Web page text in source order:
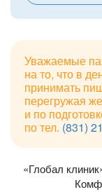
Уважаемые
на то, что в
принимать
перегружая
и по
по тел. (831)
«Глобал